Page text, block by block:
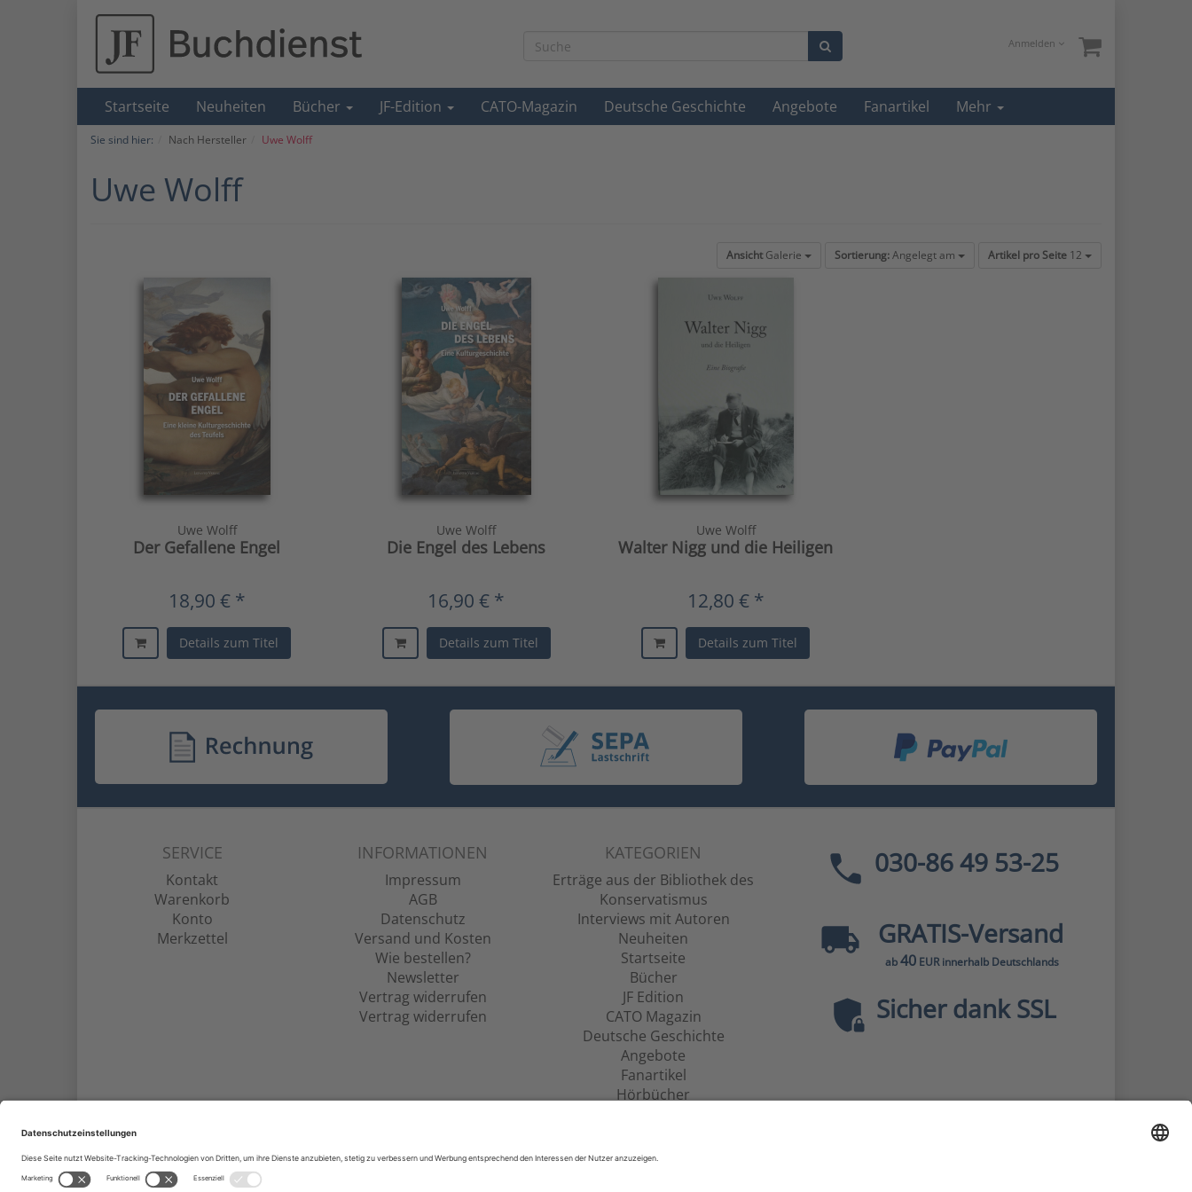
Anmelden
Startseite Neuheiten Bücher JF-Edition CATO-Magazin Deutsche Geschichte Angebote Fanartikel Mehr
Sie sind hier: Nach Hersteller Uwe Wolff
Uwe Wolff
AnsichtGalerie Sortierung:Angelegt am Artikel pro Seite 12
Uwe Wolff
Der Gefallene Engel
18,90 € *
Details zum Titel
Uwe Wolff
Die Engel des Lebens
16,90 € *
Details zum Titel
Uwe Wolff
Walter Nigg und die Heiligen
12,80 € *
Details zum Titel
SERVICE
Kontakt
Warenkorb
Konto
Merkzettel
INFORMATIONEN
Impressum
AGB
Datenschutz
Versand und Kosten
Wie bestellen?
Newsletter
Vertrag widerrufen
Vertrag widerrufen
KATEGORIEN
Erträge aus der Bibliothek des
Konservatismus
Interviews mit Autoren
Neuheiten
Startseite
Bücher
JF Edition
CATO Magazin
Deutsche Geschichte
Angebote
Fanartikel
Hörbücher
030-86 49 53-25
GRATIS-Versand
ab40EUR innerhalb Deutschlands
Sicher dank SSL